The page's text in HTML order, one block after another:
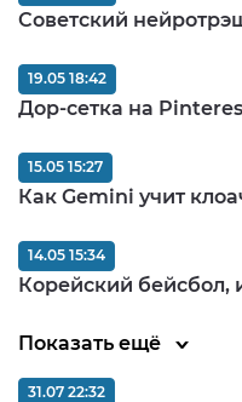
Советский
Дор-сетка на
19.05 18:42
Как Gemini учит
15.05 15:27
Корейский бейсбол,
14.05 15:34
Показать ещё
31.07 22:32